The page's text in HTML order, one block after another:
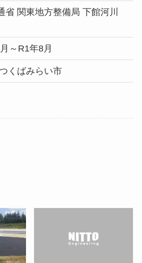
省 関東地方整備局 下館河川
～R1年8月
くばみらい市